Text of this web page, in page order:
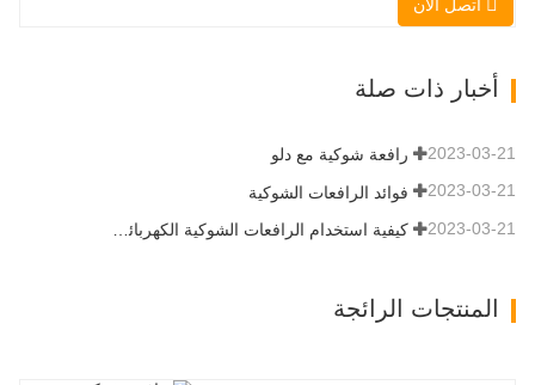
عند 3350 كجم ، والأداء العالي والإنتاجية إلى
مجموعة متنوعة من الملحقات التي تتطلب
اتصل الان
أخبار ذات صلة
رافعة شوكية مع دلو 2023-03-21
فوائد الرافعات الشوكية 2023-03-21
2023-03-21
المنتجات الرائجة